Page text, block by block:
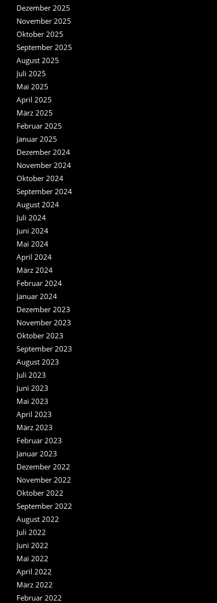
Dezember 2025
November 2025
Oktober 2025
September 2025
August 2025
Juli 2025
Mai 2025
April 2025
März 2025
Februar 2025
Januar 2025
Dezember 2024
November 2024
Oktober 2024
September 2024
August 2024
Juli 2024
Juni 2024
Mai 2024
April 2024
März 2024
Februar 2024
Januar 2024
Dezember 2023
November 2023
Oktober 2023
September 2023
August 2023
Juli 2023
Juni 2023
Mai 2023
April 2023
März 2023
Februar 2023
Januar 2023
Dezember 2022
November 2022
Oktober 2022
September 2022
August 2022
Juli 2022
Juni 2022
Mai 2022
April 2022
März 2022
Februar 2022